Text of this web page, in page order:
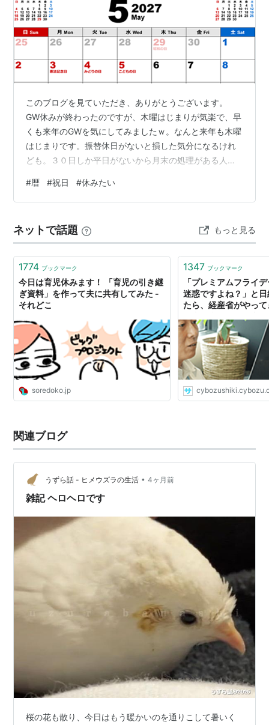
このブログを見ていただき、ありがとうございます。
GW休みが終わったのですが、木曜はじまりが気楽で、早
くも来年のGWを気にしてみましたｗ。なんと来年も木曜
はじまりです。振替休日がないと損した気分になるけれ
ども。３０日しか平日がないから月末の処理がある人は
で、憂鬱になりますね。あーあ、もう一度GW初日に戻っ
てやり直したいなあ。 週明けのニュースで気になったの
ら熊に襲われた遺体があったというもの。おそらくはそ
の女性なのでしょうが、判別がつかなくなっているとい
うこと。 また、オートバイの事故で亡くな…
#暦 #祝日 #休みたい
ネットで話題 もっと見る
1774 ブックマーク
今日は育児休みます！ 「育児の引き継
ぎ資料」を作って夫に共有してみた -
それどこ
soredoko.jp
1347 ブックマーク
「プレミアムフライ
迷惑ですよね？」と
たら、経産省がやっ
論 | サイボウズ式
関連ブログ
うずら話 - ヒメウズラの生活 • 4ヶ月前
雑記 ヘロヘロです
桜の花も散り、今日はもう暖かいのを通りこして暑いく